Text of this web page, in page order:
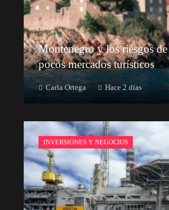
Montenegro y los riesgos
pocos mercados turísticos
Carla Ortega Hace 2 días
INVERSIONES Y NEGOCIOS